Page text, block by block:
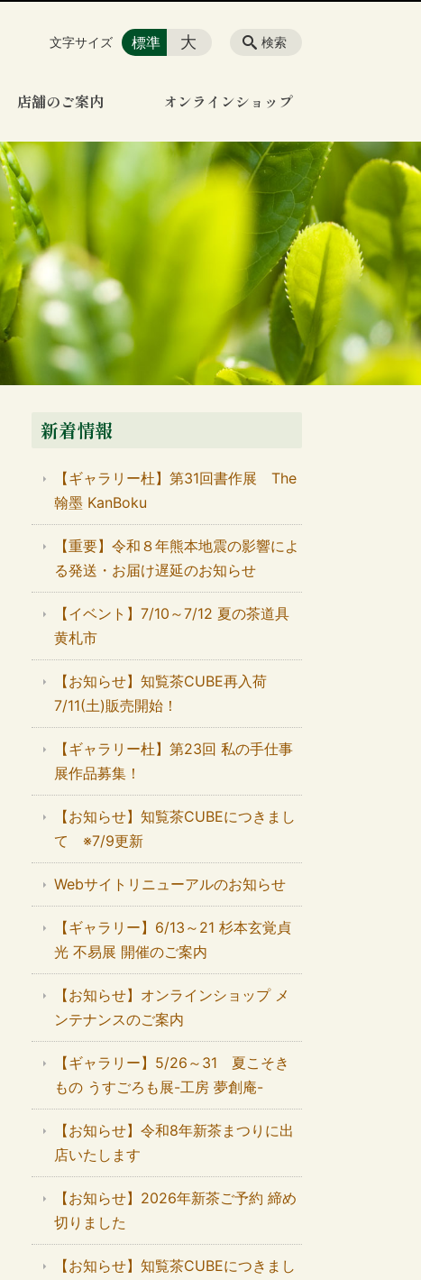
店舗のご案内 オンラインショップ
検索
文字サイズ 標準 大
新着情報
【ギャラリー杜】第31回書作展 The
翰墨 KanBoku
【重要】令和８年熊本地震の影響によ
る発送・お届け遅延のお知らせ
【イベント】7/10～7/12 夏の茶道具
黄札市
【お知らせ】知覧茶CUBE再入荷
7/11(土)販売開始！
【ギャラリー杜】第23回 私の手仕事
展作品募集！
【お知らせ】知覧茶CUBEにつきまし
て ※7/9更新
Webサイトリニューアルのお知らせ
【ギャラリー】6/13～21 杉本玄覚貞
光 不易展 開催のご案内
【お知らせ】オンラインショップ メ
ンテナンスのご案内
【ギャラリー】5/26～31 夏こそき
もの うすごろも展-工房 夢創庵-
【お知らせ】令和8年新茶まつりに出
店いたします
【お知らせ】2026年新茶ご予約 締め
切りました
【お知らせ】知覧茶CUBEにつきまし